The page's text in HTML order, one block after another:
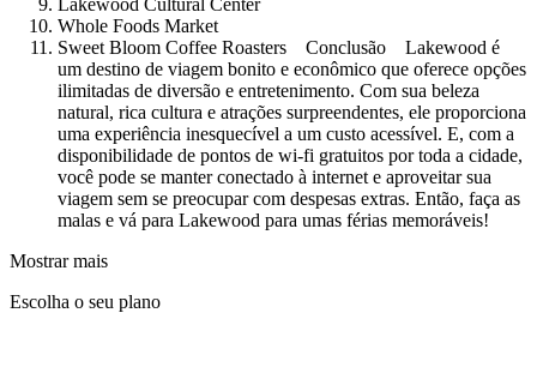
Lakewood Cultural Center
Whole Foods Market
Sweet Bloom Coffee Roasters Conclusão Lakewood é
um destino de viagem bonito e econômico que oferece opções
ilimitadas de diversão e entretenimento. Com sua beleza
natural, rica cultura e atrações surpreendentes, ele proporciona
uma experiência inesquecível a um custo acessível. E, com a
disponibilidade de pontos de wi-fi gratuitos por toda a cidade,
você pode se manter conectado à internet e aproveitar sua
viagem sem se preocupar com despesas extras. Então, faça as
malas e vá para Lakewood para umas férias memoráveis!
Mostrar mais
Escolha o seu plano